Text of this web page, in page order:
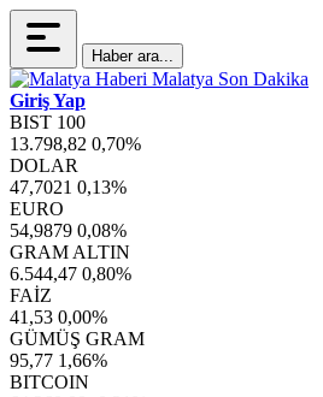
Haber ara...
Giriş Yap
BIST 100
13.798,82 0,70%
DOLAR
47,7021 0,13%
EURO
54,9879 0,08%
GRAM ALTIN
6.544,47 0,80%
FAİZ
41,53 0,00%
GÜMÜŞ GRAM
95,77 1,66%
BITCOIN